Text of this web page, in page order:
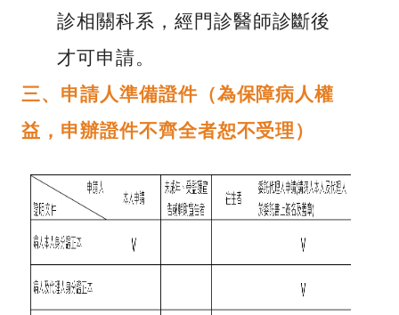
診相關科系，經門診醫師診斷後
才可申請。
三、申請人準備證件（為保障病人權
益，申辦證件不齊全者恕不受理）